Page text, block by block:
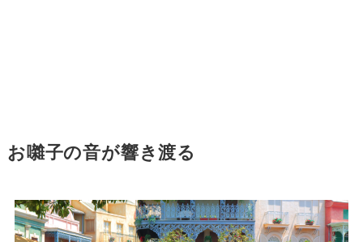
お囃子の音が響き渡る